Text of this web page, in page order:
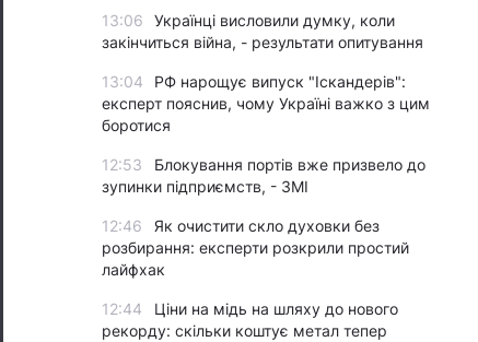
13:06
Українці висловили думку, коли
закінчиться війна, - результати опитування
13:04
РФ нарощує випуск "Іскандерів":
експерт пояснив, чому Україні важко з цим
боротися
12:53
Блокування портів вже призвело до
зупинки підприємств, - ЗМІ
12:46
Як очистити скло духовки без
розбирання: експерти розкрили простий
лайфхак
12:44
Ціни на мідь на шляху до нового
рекорду: скільки коштує метал тепер